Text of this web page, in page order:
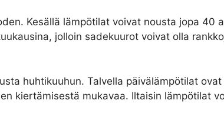
Kesällä lämpötilat voivat nousta jopa 40
jolloin sadekuurot voivat olla
huhtikuuhun. Talvella päivälämpötilat
kiertämisestä mukavaa. Iltaisin lämpötilat